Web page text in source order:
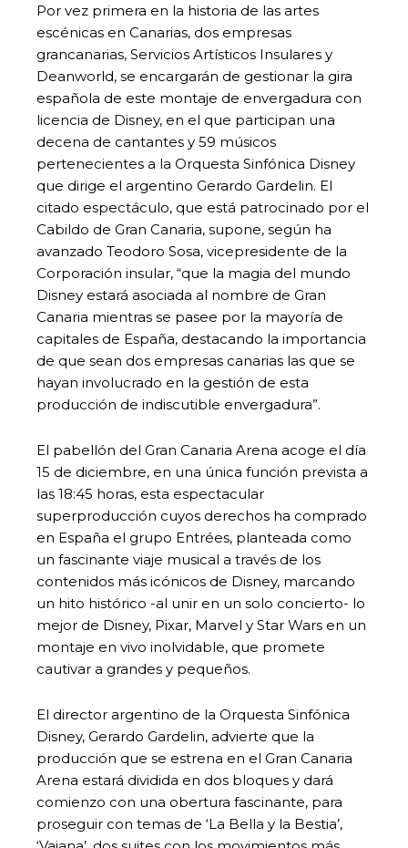
Por vez primera en la historia de las artes
escénicas en Canarias, dos empresas
grancanarias, Servicios Artísticos Insulares y
Deanworld, se encargarán de gestionar la gira
española de este montaje de envergadura con
licencia de Disney, en el que participan una
decena de cantantes y 59 músicos
pertenecientes a la Orquesta Sinfónica Disney
que dirige el argentino Gerardo Gardelin. El
citado espectáculo, que está patrocinado por el
Cabildo de Gran Canaria, supone, según ha
avanzado Teodoro Sosa, vicepresidente de la
Corporación insular, “que la magia del mundo
Disney estará asociada al nombre de Gran
Canaria mientras se pasee por la mayoría de
capitales de España, destacando la importancia
de que sean dos empresas canarias las que se
hayan involucrado en la gestión de esta
producción de indiscutible envergadura”.
El pabellón del Gran Canaria Arena acoge el día
15 de diciembre, en una única función prevista a
las 18:45 horas, esta espectacular
superproducción cuyos derechos ha comprado
en España el grupo Entrées, planteada como
un fascinante viaje musical a través de los
contenidos más icónicos de Disney, marcando
un hito histórico -al unir en un solo concierto- lo
mejor de Disney, Pixar, Marvel y Star Wars en un
montaje en vivo inolvidable, que promete
cautivar a grandes y pequeños.
El director argentino de la Orquesta Sinfónica
Disney, Gerardo Gardelin, advierte que la
producción que se estrena en el Gran Canaria
Arena estará dividida en dos bloques y dará
comienzo con una obertura fascinante, para
proseguir con temas de ‘La Bella y la Bestia’,